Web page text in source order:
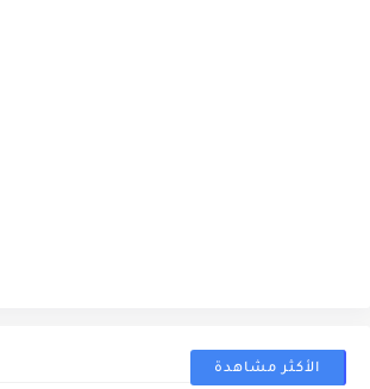
الأكثر مشاهدة